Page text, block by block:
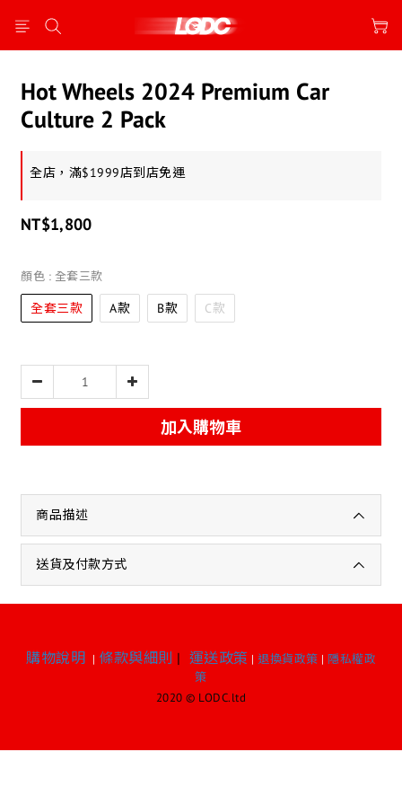
Hot Wheels 2024 Premium Car
Culture 2 Pack
全店，滿$1999店到店免運
NT$1,800
顏色 : 全套三款
全套三款 A款 B款 C款
加入購物車
商品描述
送貨及付款方式
購物說明 | 條款與細則 | 運送政策 | 退換貨政策 | 隱私權政
策
2020 © LODC.ltd